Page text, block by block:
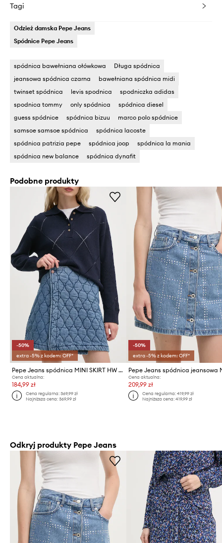
Tagi
Odzież damska Pepe Jeans
Spódnice Pepe Jeans
spódnica bawełniana ołówkowa
Długa spódnica
jeansowa spódnica czarna
bawełniana spódnica midi
twinset spódnica
levis spodnica
spodniczka adidas
spodnica tommy
only spódnica
spódnica diesel
guess spódnice
spódnica bizuu
marco polo spódnice
samsoe samsoe spódnica
spódnica lacoste
spódnica patrizia pepe
spódnica joop
spódnica la mania
spódnica new balance
spódnica dynafit
Podobne produkty
-50%
extra -5% z kodem: OFF*
Pepe Jeans spódnica MINI SKIRT HW QUILTED
Cena aktualna:
184,99 zł
Cena regularna:369,99 zł
Najniższa cena:369,99 zł
-50%
extra -5% z kodem: OFF*
Cena aktualna:
209,99 zł
Cena regularna: 419,99 zł
Najniższa cena: 419,99 zł
Odkryj produkty Pepe Jeans